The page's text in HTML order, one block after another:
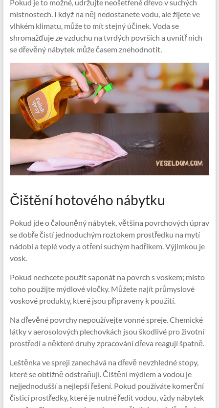
Pokud je to možné, udržujte neošetřené dřevo v suchých
místnostech. I když na něj nedostanete vodu, ale žijete ve
vlhkém klimatu, může to mít stejný účinek. Voda se
shromažďuje ze vzduchu na tvrdých površích a uvnitř nich
se dřevěný nábytek může časem znehodnotit.
Čištění hotového nábytku
Pokud jde o čalouněný nábytek, většina povrchových úprav
se dobře čistí jednoduchým roztokem prostředku na mytí
nádobí a teplé vody a otření suchým hadříkem. Výjimkou je
vosk.
Pokud nechcete použít saponát na povrch s voskem; místo
toho použijte mýdlové vločky. Můžete najít průmyslové
voskové produkty, které jsou připraveny k použití.
Na dřevěné povrchy nepoužívejte vonné spreje. Chemické
látky v aerosolových plechovkách jsou škodlivé pro životní
prostředí a některé druhy zpracování dřeva reagují špatně.
Leštěnka ve spreji zanechává na dřevě nevzhledné stopy,
které se obtížně odstraňují. Čištění mýdlem a vodou je
nejjednodušší a nejlepší řešení. Pokud používáte komerční
čisticí prostředky, které je nutné ředit vodou, vždy nábytek